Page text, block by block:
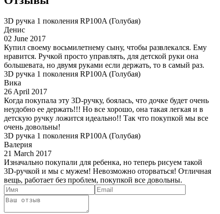
3D ручка 1 поколения RP100A (Голубая)
Денис
02 June 2017
Купил своему восьмилетнему сыну, чтобы развлекался. Ему
нравится. Ручкой просто управлять, для детской руки она
большевата, но двумя руками если держать, то в самый раз.
3D ручка 1 поколения RP100A (Голубая)
Вика
26 April 2017
Когда покупала эту 3D-ручку, боялась, что дочке будет очень
неудобно ее держать!!! Но все хорошо, она такая легкая и в
детскую ручку ложится идеально!! Так что покупкой мы все
очень довольны!
3D ручка 1 поколения RP100A (Голубая)
Валерия
21 March 2017
Изначально покупали для ребенка, но теперь рисуем такой
3D-ручкой и мы с мужем! Невозможно оторваться! Отличная
вещь, работает без проблем, покупкой все довольны.